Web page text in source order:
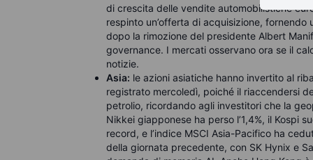
di crescita delle vendite automobilistiche
respinto un’offerta di acquisizione,
dopo la rimozione del presidente Albert
governance. I mercati osservano ora se il
notizie.
Asia: le azioni asiatiche hanno invertito al
registrato mercoledì, poiché il riaccendersi
petrolio, ricordando agli investitori che la
Nikkei giapponese ha perso l’1,4%, il Kospi
record, e l’indice MSCI Asia-Pacifico ha
della giornata precedente, con SK Hynix e